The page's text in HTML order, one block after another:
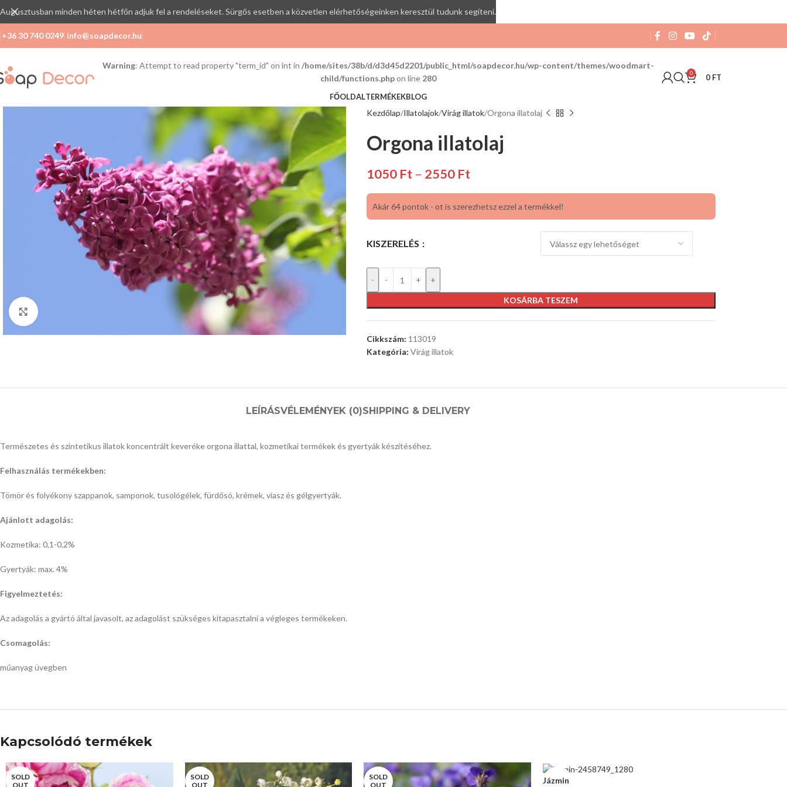
+36 30 740 0249 info@soapdecor.hu
Warning: Attempt to read property "term_id" on int in /home/sites/38b/d/d3d45d2201/public_html/soapdecor.hu/wp-content/themes/woodmart-
child/functions.phpon line 280
FŐOLDALTERMÉKEKBLOG
0 0 FT
Kezdőlap Illatolajok Virág illatok Orgona illatolaj
Orgona illatolaj
1050 Ft – 2550 Ft
Akár 64 pontok - ot is szerezhetsz ezzel a termékkel!
KISZERELÉS
- +
KOSÁRBA TESZEM
Cikkszám: 113019
Kategória: Virág illatok
LEÍRÁSVÉLEMÉNYEK (0)SHIPPING & DELIVERY
Természetes és szintetikus illatok koncentrált keveréke orgona illattal, kozmetikai termékek és gyertyák készítéséhez.
Felhasználás termékekben:
Tömör és folyékony szappanok, samponok, tusológélek, fürdősó, krémek, viasz és gélgyertyák.
Ajánlott adagolás:
Kozmetika: 0,1-0,2%
Gyertyák: max. 4%
Figyelmeztetés:
Az adagolás a gyártó által javasolt, az adagolást szükséges kitapasztalni a végleges termékeken.
Csomagolás:
műanyag üvegben
Kapcsolódó termékek
SOLD
OUT
SOLD
OUT
SOLD
OUT
SOLD
OUT
Jázmin
Augusztusban minden héten hétfőn adjuk fel a rendeléseket. Sürgős esetben a közvetlen elérhetőségeinken keresztül tudunk segíteni.